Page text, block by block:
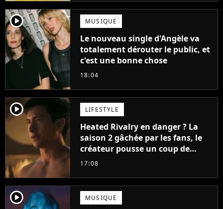
player2 MUSIQUE
Le nouveau single d'Angèle va
totalement dérouter le public, et
c'est une bonne chose
18:04
player2 LIFESTYLE
Heated Rivalry en danger ? La
saison 2 gâchée par les fans, le
créateur pousse un coup de
gueule
17:08
player2 MUSIQUE